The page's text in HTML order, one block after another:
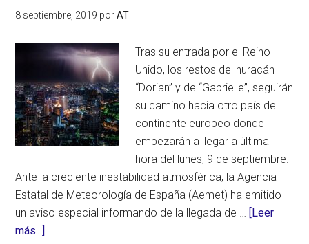
Francia,
Sicilia
y
Malta
8 septiembre, 2019 porAT
Tras su entrada por el Reino
Unido, los restos del huracán
“Dorian” y de “Gabrielle”, seguirán
su camino hacia otro país del
continente europeo donde
empezarán a llegar a última
hora del lunes, 9 de septiembre.
Ante la creciente inestabilidad atmosférica, la Agencia
Estatal de Meteorología de España (Aemet) ha emitido
un aviso especial informando de la llegada de … [Leer
más...]